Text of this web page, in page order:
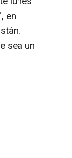
en
sea un